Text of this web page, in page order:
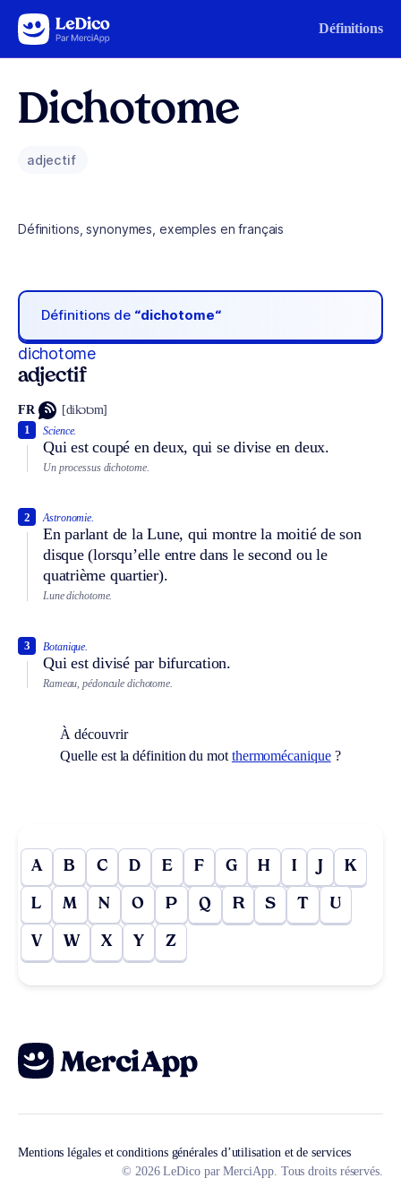
Aller au contenu Définitions
Dichotome
adjectif
Définitions, synonymes, exemples en français
Définitions de “dichotome“
dichotome
adjectif
FR [dikɔtɔm]
Science.
Qui est coupé en deux, qui se divise en deux.
1
Un processus dichotome.
Astronomie.
En parlant de la Lune, qui montre la moitié de son
disque (lorsqu’elle entre dans le second ou le
quatrième quartier).
2
Lune dichotome.
Botanique.
Qui est divisé par bifurcation.
3
Rameau, pédoncule dichotome.
À découvrir
Quelle est la définition du mot thermomécanique?
A B C D E F G H I J K
L M N O P Q R S T U
V W X Y Z
Mentions légales et conditions générales d’utilisation et de services
© 2026 LeDico par MerciApp. Tous droits réservés.